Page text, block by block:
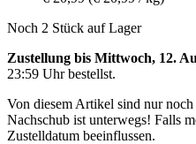
Noch 2 Stück auf Lager
Zustellung bis Mittwoch, 12.
23:59 Uhrbestellst.
Von diesem Artikel sind nur
Nachschub ist unterwegs! Falls
Zustelldatum beeinflussen.